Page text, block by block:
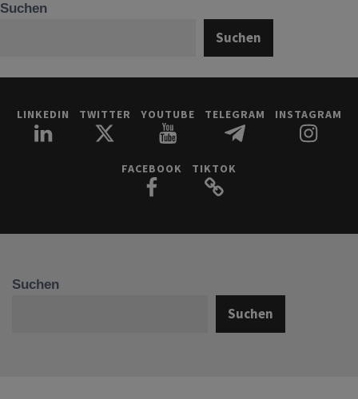
Suchen
Suchen
LINKEDIN TWITTER YOUTUBE TELEGRAM INSTAGRAM
FACEBOOK TIKTOK
Suchen
Suchen